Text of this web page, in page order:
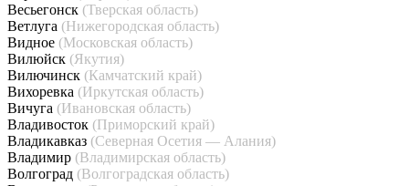
Весьегонск (Тверская область)
Ветлуга (Нижегородская область)
Видное (Московская область)
Вилюйск (Якутия)
Вилючинск (Камчатский край)
Вихоревка (Иркутская область)
Вичуга (Ивановская область)
Владивосток (Приморский край)
Владикавказ (Северная Осетия — Алания)
Владимир (Владимирская область)
Волгоград (Волгоградская область)